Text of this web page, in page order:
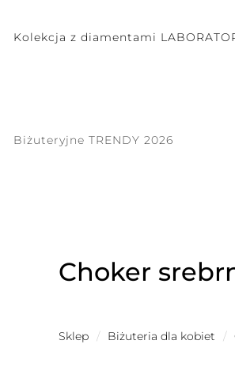
Kolekcja z diamentami
Biżuteryjne TRENDY 2026
Choker
Sklep / Biżuteria dla kobiet /